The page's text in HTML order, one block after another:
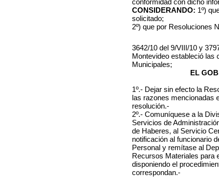
conformidad con dicho
CONSIDERANDO: 1º)
solicitado;
2º) que por Resoluciones
3642/10 del 9/VIII/10 y
Montevideo estableció las
Municipales;
EL
1º.- Dejar sin efecto la
las razones mencionadas
resolución.-
2º.- Comuníquese a la
Servicios de
de Haberes, al Servicio
notificación al funcionario
Personal y remítase al
Recursos Materiales para
disponiendo el
correspondan.-